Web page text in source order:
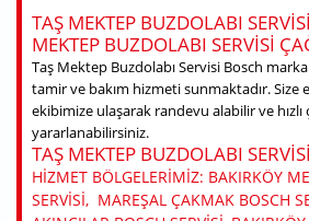
TAŞ MEKTEP BUZDOLABI
MEKTEP BUZDOLABI SERVISI
Taş Mektep Buzdolabı Servisi Bosch marka
tamir ve bakım hizmeti sunmaktadır. Size
ekibimize ulaşarak randevu alabilir ve
yararlanabilirsiniz.
TAŞ MEKTEP BUZDOLABI SERVISI
HIZMET BÖLGELERIMIZ: BAKIRKÖY
SERVISI, MAREŞAL ÇAKMAK BOSCH